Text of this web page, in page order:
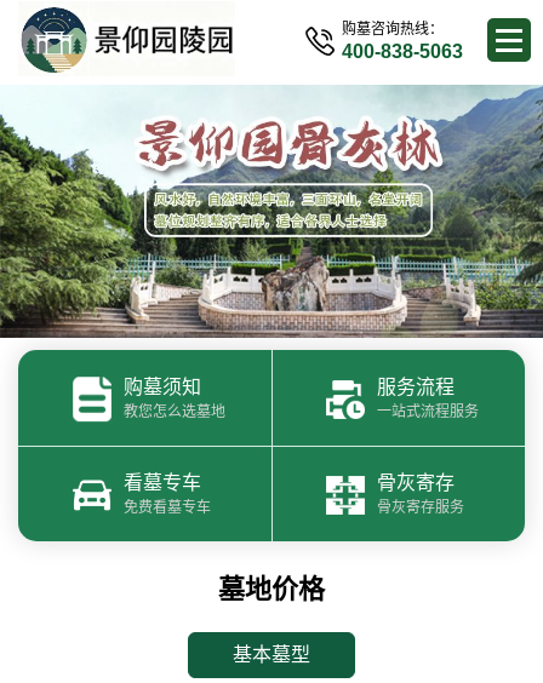
购墓咨询热线：
400-838-5063
购墓须知
教您怎么选墓地
服务流程
一站式流程服务
看墓专车
免费看墓专车
骨灰寄存
骨灰寄存服务
墓地价格
基本墓型